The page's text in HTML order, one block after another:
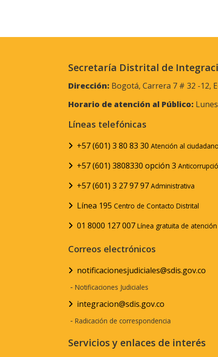
Secretaría Distrital de
Dirección: Bogotá, Carrera 7 # 32 -12,
Horario de atención al Público:
Líneas telefónicas
+57 (601) 3 80 83 30 Atención al
+57 (601) 3808330 opción 3
+57 (601) 3 27 97 97 Administrativa
Línea 195 Centro de Contacto Distrital
01 8000 127 007 Línea gratuita de
Correos electrónicos
notificacionesjudiciales@sdis.gov.co
- Notificaciones Judiciales
integracion@sdis.gov.co
- Radicación de correspondencia
Servicios y enlaces de interés